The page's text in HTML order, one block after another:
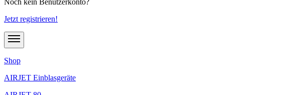
Noch kein Benutzerkonto?
Jetzt registrieren!
Shop
AIRJET Einblasgeräte